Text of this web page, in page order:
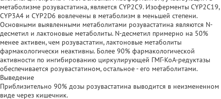
метаболизме розувастатина, является CYP2C9. Изоферменты CYP2C19,
CYP3A4 и CYP2D6 вовлечены в метаболизм в меньшей степени.
Основными выявленными метаболитами розувастатина являются N-
десметил и лактоновые метаболиты. N-десметил примерно на 50%
менее активен, чем розувастатин, лактоновые метаболиты
фармакологически неактивны. Более 90% фармакологической
активности по ингибированию циркулирующей ГМГ-КоА-редуктазы
обеспечивается розувастатином, остальное - его метаболитами.
Выведение
Приблизительно 90% дозы розувастатина выводится в неизмененном
виде через кишечник.